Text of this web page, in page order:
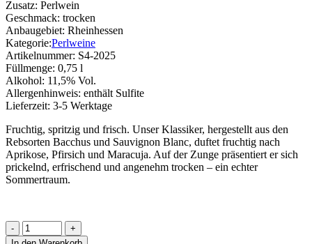
Zusatz: Perlwein
Geschmack: trocken
Anbaugebiet: Rheinhessen
Kategorie:Perlweine
Artikelnummer: S4-2025
Füllmenge: 0,75 l
Alkohol: 11,5% Vol.
Allergenhinweis: enthält Sulfite
Lieferzeit: 3-5 Werktage
Fruchtig, spritzig und frisch. Unser Klassiker, hergestellt aus den
Rebsorten Bacchus und Sauvignon Blanc, duftet fruchtig nach
Aprikose, Pfirsich und Maracuja. Auf der Zunge präsentiert er sich
prickelnd, erfrischend und angenehm trocken – ein echter
Sommertraum.
Summerdream
Secco